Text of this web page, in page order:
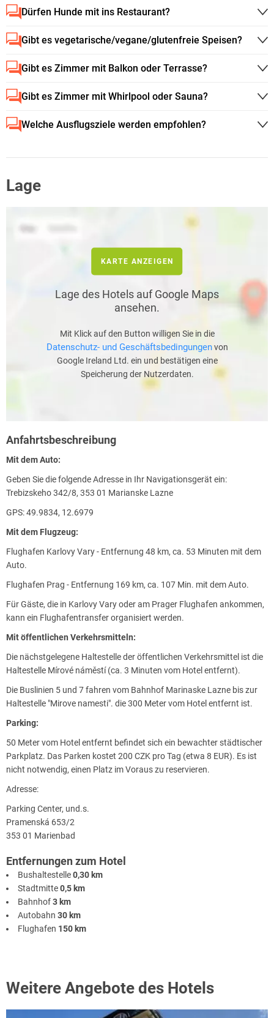
Dürfen Hunde mit ins Restaurant?
Gibt es vegetarische/vegane/glutenfreie Speisen?
Gibt es Zimmer mit Balkon oder Terrasse?
Gibt es Zimmer mit Whirlpool oder Sauna?
Welche Ausflugsziele werden empfohlen?
Lage
KARTE ANZEIGEN
Lage des Hotels auf Google Maps
ansehen.
Mit Klick auf den Button willigen Sie in die
Datenschutz- und Geschäftsbedingungenvon
Google Ireland Ltd. ein und bestätigen eine
Speicherung der Nutzerdaten.
Anfahrtsbeschreibung
Mit dem Auto:
Geben Sie die folgende Adresse in Ihr Navigationsgerät ein:
Trebizskeho 342/8, 353 01 Marianske Lazne
GPS: 49.9834, 12.6979
Mit dem Flugzeug:
Flughafen Karlovy Vary - Entfernung 48 km, ca. 53 Minuten mit dem
Auto.
Flughafen Prag - Entfernung 169 km, ca. 107 Min. mit dem Auto.
Für Gäste, die in Karlovy Vary oder am Prager Flughafen ankommen,
kann ein Flughafentransfer organisiert werden.
Mit öffentlichen Verkehrsmitteln:
Die nächstgelegene Haltestelle der öffentlichen Verkehrsmittel ist die
Haltestelle Mírové náměstí (ca. 3 Minuten vom Hotel entfernt).
Die Buslinien 5 und 7 fahren vom Bahnhof Marinaske Lazne bis zur
Haltestelle "Mirove namesti". die 300 Meter vom Hotel entfernt ist.
Parking:
50 Meter vom Hotel entfernt befindet sich ein bewachter städtischer
Parkplatz. Das Parken kostet 200 CZK pro Tag (etwa 8 EUR). Es ist
nicht notwendig, einen Platz im Voraus zu reservieren.
Adresse:
Parking Center, und.s.
Pramenská 653/2
353 01 Marienbad
Entfernungen zum Hotel
Bushaltestelle0,30 km
Stadtmitte0,5 km
Bahnhof3 km
Autobahn 30 km
Flughafen 150 km
Weitere Angebote des Hotels